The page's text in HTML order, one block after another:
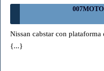
Nissan cabstar con
{...}